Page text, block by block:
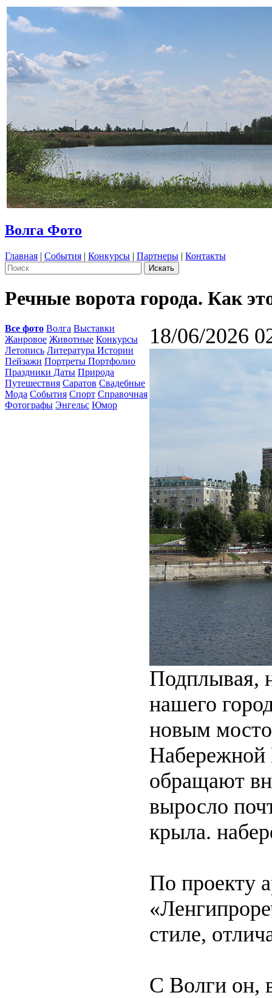
Волга Фото
Главная | События | Конкурсы | Партнеры | Контакты
Речные ворота города. Как
Все фото Волга Выставки
Жанровое Животные Конкурсы
Летопись Литература Истории
Пейзажи Портреты Портфолио
Праздники Даты Природа
Путешествия Саратов Свадебные
Мода События Спорт Справочная
Фотографы Энгельс Юмор
18/06/2026
Подплывая,
нашего
новым
Набережной
обращают
выросло
крыла.
По проекту
стиле,
С Волги он,